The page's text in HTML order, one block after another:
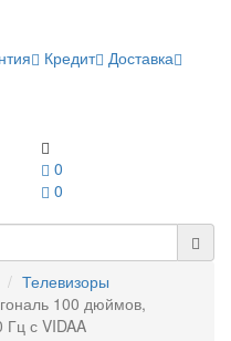
Кредит Доставка
0
0
Телевизоры
100 дюймов,
Гц с VIDAA